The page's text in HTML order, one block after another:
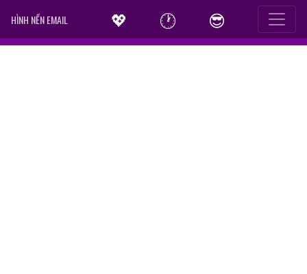
HÌNH NỀN EMAIL 💖 🕐 😎